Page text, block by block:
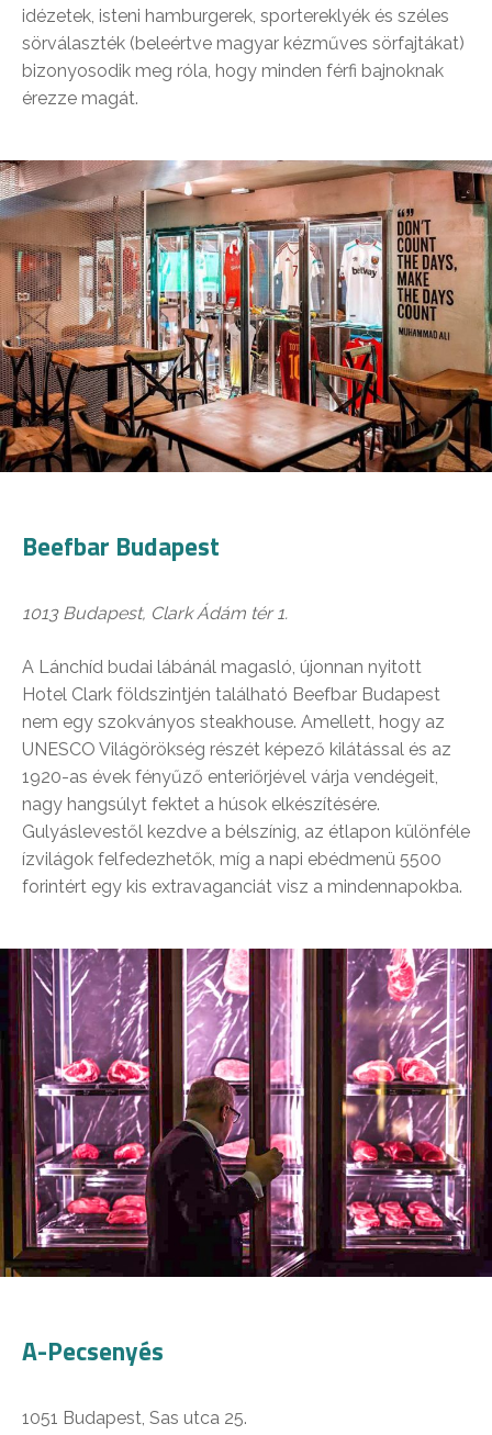
idézetek, isteni hamburgerek, sportereklyék és széles
sörválaszték (beleértve magyar kézműves sörfajtákat)
bizonyosodik meg róla, hogy minden férfi bajnoknak
érezze magát.
Beefbar Budapest
1013 Budapest, Clark Ádám tér 1.
A Lánchíd budai lábánál magasló, újonnan nyitott
Hotel Clark földszintjén található Beefbar Budapest
nem egy szokványos steakhouse. Amellett, hogy az
UNESCO Világörökség részét képező kilátással és az
1920-as évek fényűző enteriőrjével várja vendégeit,
nagy hangsúlyt fektet a húsok elkészítésére.
Gulyáslevestől kezdve a bélszínig, az étlapon különféle
ízvilágok felfedezhetők, míg a napi ebédmenü 5500
forintért egy kis extravaganciát visz a mindennapokba.
A-Pecsenyés
1051 Budapest, Sas utca 25.